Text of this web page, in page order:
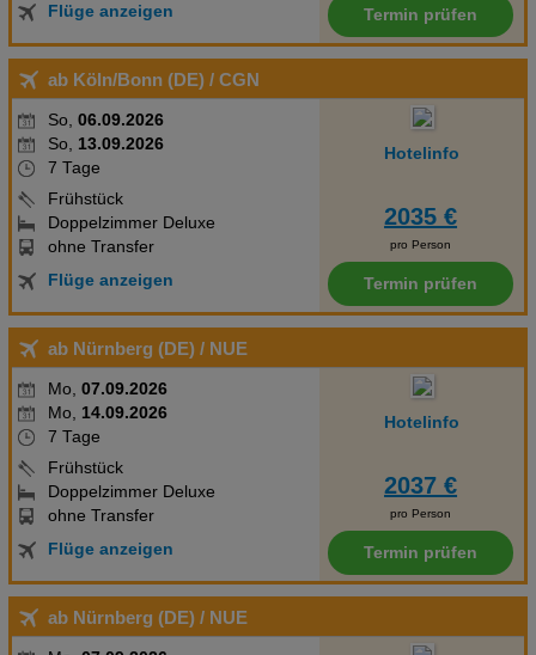
Flüge anzeigen
Termin prüfen
ab Köln/Bonn (DE) / CGN
So, 06.09.2026
So, 13.09.2026
7 Tage
Frühstück
Doppelzimmer Deluxe
ohne Transfer
Flüge anzeigen
Hotelinfo
2035 €
pro Person
Termin prüfen
ab Nürnberg (DE) / NUE
Mo, 07.09.2026
Mo, 14.09.2026
7 Tage
Frühstück
Doppelzimmer Deluxe
ohne Transfer
Flüge anzeigen
Hotelinfo
2037 €
pro Person
Termin prüfen
ab Nürnberg (DE) / NUE